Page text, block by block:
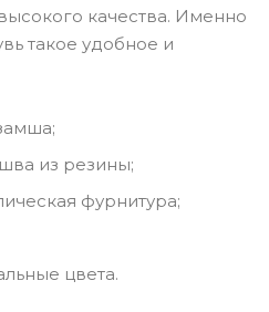
качества. Именно
такое удобное и
из резины;
фурнитура;
цвета.